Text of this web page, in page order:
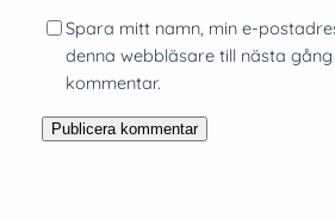
Spara mitt namn, min e-
denna webbläsare till nästa
kommentar.